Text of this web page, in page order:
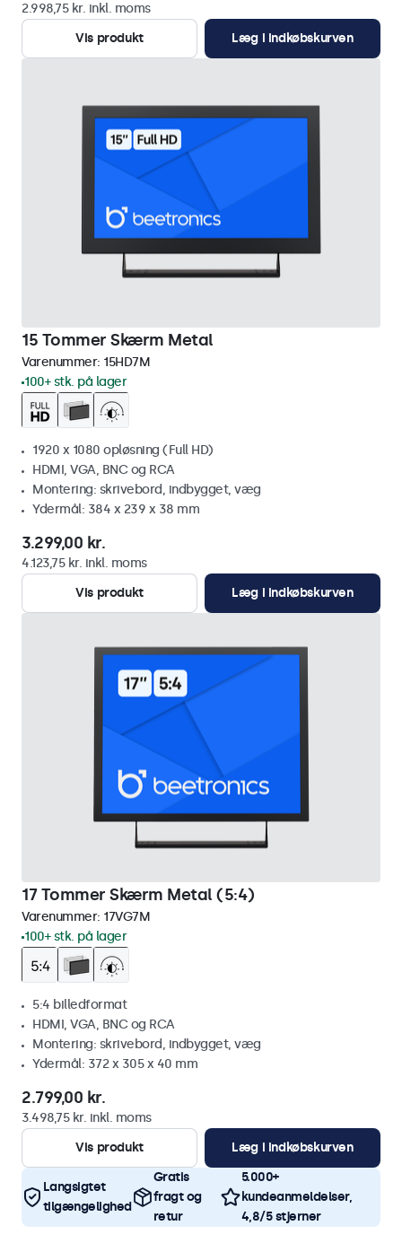
2.998,75 kr. inkl. moms
Vis produkt
Læg i indkøbskurven
15 Tommer Skærm Metal
Varenummer: 15HD7M
100+ stk. på lager
1920 x 1080 opløsning (Full HD)
HDMI, VGA, BNC og RCA
Montering: skrivebord, indbygget, væg
Ydermål: 384 x 239 x 38 mm
3.299,00 kr.
4.123,75 kr. inkl. moms
Vis produkt
Læg i indkøbskurven
17 Tommer Skærm Metal (5:4)
Varenummer: 17VG7M
100+ stk. på lager
5:4 billedformat
HDMI, VGA, BNC og RCA
Montering: skrivebord, indbygget, væg
Ydermål: 372 x 305 x 40 mm
2.799,00 kr.
3.498,75 kr. inkl. moms
Vis produkt
Læg i indkøbskurven
Langsigtet
tilgængelighed
Gratis
fragt og
retur
5.000+
kundeanmeldelser,
4,8/5 stjerner